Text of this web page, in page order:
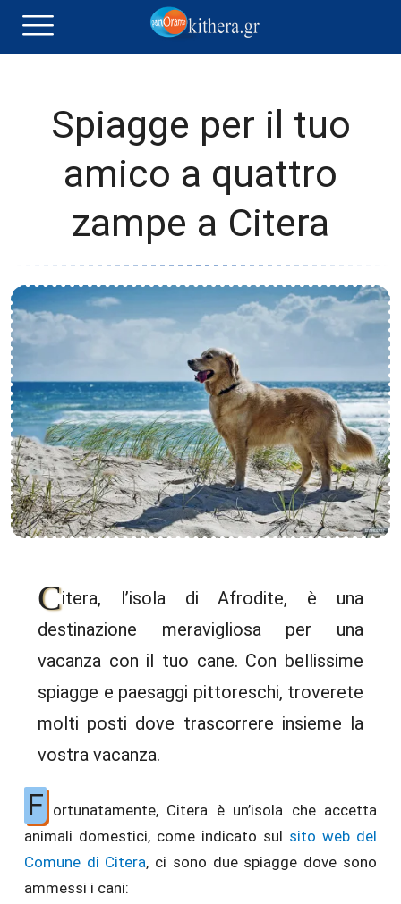
Spiagge per il tuo
amico a quattro
zampe a Citera
Citera, l’isola di Afrodite, è una
destinazione meravigliosa per una
vacanza con il tuo cane. Con bellissime
spiagge e paesaggi pittoreschi, troverete
molti posti dove trascorrere insieme la
vostra vacanza.
F ortunatamente, Citera è un’isola che accetta
animali domestici, come indicato sul sito web del
Comune di Citera, ci sono due spiagge dove sono
ammessi i cani: